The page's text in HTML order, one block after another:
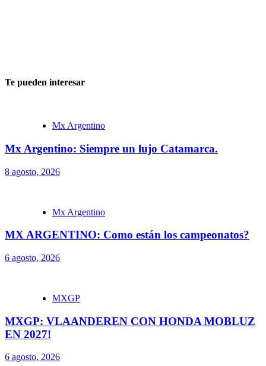
Te pueden interesar
Mx Argentino
Mx Argentino: Siempre un lujo Catamarca.
8 agosto, 2026
Mx Argentino
MX ARGENTINO: Como están los campeonatos?
6 agosto, 2026
MXGP
MXGP: VLAANDEREN CON HONDA MOBLUZ
EN 2027!
6 agosto, 2026